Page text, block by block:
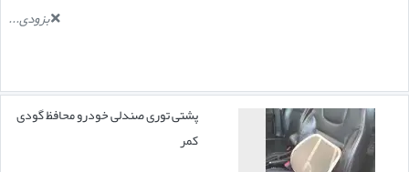
بزودی...
پشتی توری صندلی خودرو محافظ گودی
کمر